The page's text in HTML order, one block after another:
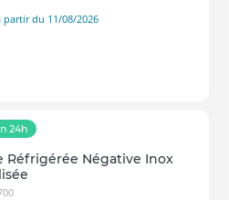
partir du 11/08/2026
24h
Réfrigérée Négative Inox